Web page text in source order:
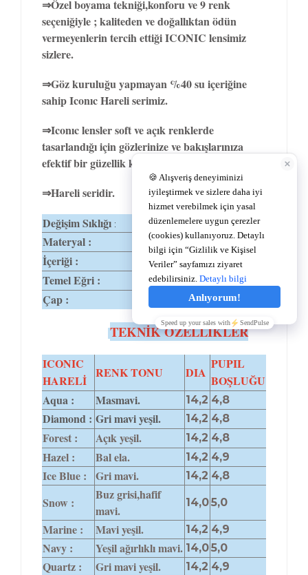
⇒Özel boyama tekniği,konforu ve 9 renk
seçeniğiyle ; kaliteden ve doğallıktan ödün
vermeyenlerin tercih ettiği ICONIC lensimiz
sizlere.
⇒Göz kuruluğu yapmayan %40 su içeriğine
sahip Iconıc Hareli serimiz.
⇒Iconıc lensler soft ve açık renklerde
tasarlandığı için gözlerinize ve bakışlarınıza
efektif bir güzellik katar.
⇒Hareli seridir.
Değişim Sıklığı :
1-3 Ay
Materyal :
%60 Polyhema
İçeriği :
%40 Su
Temel Eğri :
8,6
Çap :
TEKNİK ÖZELLİKLER
ICONIC
HARELİ
RENK TONU DIA
PUPIL
BOŞLUĞU
Aqua :
Masmavi. 14,2 4,8
Diamond : Gri mavi yeşil. 14,2 4,8
Forest : Açık yeşil. 14,2 4,8
Hazel : Bal ela. 14,2 4,9
Ice Blue : Gri mavi. 14,2 4,8
Snow :
Buz grisi,hafif
mavi.
14,05,0
Marine : Mavi yeşil. 14,2 4,9
Navy : Yeşil ağırlıklı mavi. 14,05,0
Quartz : Gri mavi yeşil. 14,2 4,9